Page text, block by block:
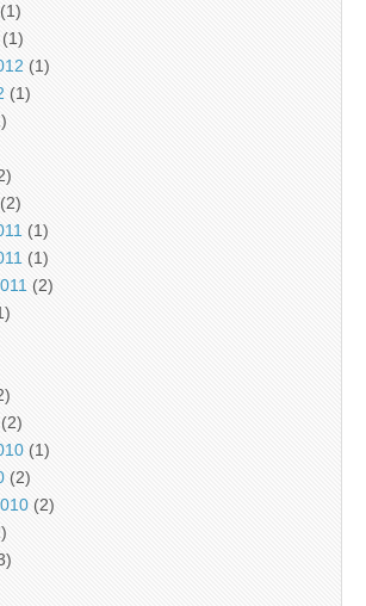
(1)
(1)
(1)
(1)
(2)
(1)
(1)
(2)
(2)
(1)
(2)
(2)